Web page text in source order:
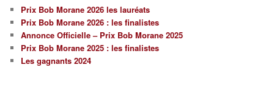
Prix Bob Morane 2026 les lauréats
Prix Bob Morane 2026 : les finalistes
Annonce Officielle – Prix Bob Morane 2025
Prix Bob Morane 2025 : les finalistes
Les gagnants 2024